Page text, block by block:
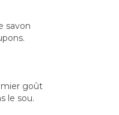
savon
goût
le sou.